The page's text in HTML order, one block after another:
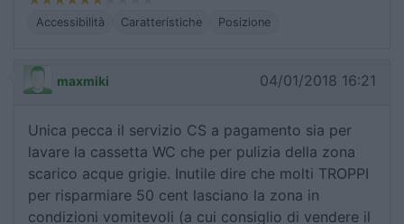
Accessibilità Caratteristiche Posizione
maxmiki 04/01/2018 16:21
Unica pecca il servizio CS a pagamento sia per
lavare la cassetta WC che per pulizia della zona
scarico acque grigie. Inutile dire che molti TROPPI
per risparmiare 50 cent lasciano la zona in
condizioni vomitevoli (a cui consiglio di vendere il